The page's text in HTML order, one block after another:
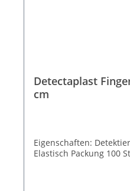
Detectaplast
cm
Eigenschaften: Detektierbar Metallstreifen
Elastisch Packung 100